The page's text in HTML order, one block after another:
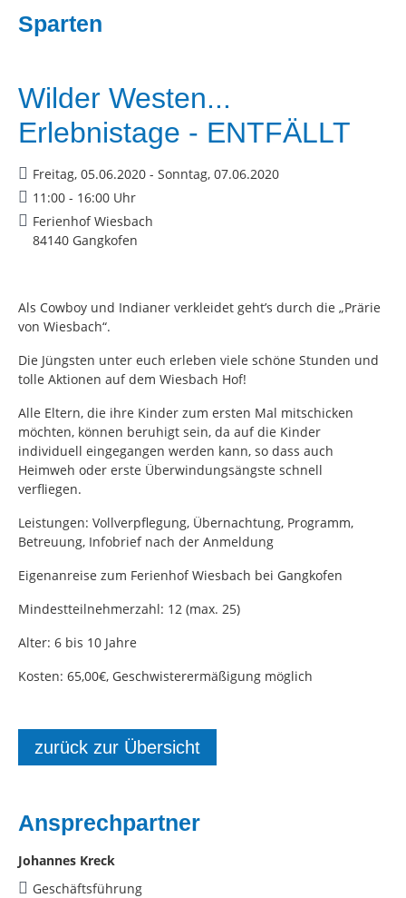
Sparten
Wilder Westen...
Erlebnistage - ENTFÄLLT
Freitag, 05.06.2020 - Sonntag, 07.06.2020
11:00 - 16:00 Uhr
Ferienhof Wiesbach
84140 Gangkofen
Als Cowboy und Indianer verkleidet geht’s durch die „Prärie
von Wiesbach“.
Die Jüngsten unter euch erleben viele schöne Stunden und
tolle Aktionen auf dem Wiesbach Hof!
Alle Eltern, die ihre Kinder zum ersten Mal mitschicken
möchten, können beruhigt sein, da auf die Kinder
individuell eingegangen werden kann, so dass auch
Heimweh oder erste Überwindungsängste schnell
verfliegen.
Leistungen: Vollverpflegung, Übernachtung, Programm,
Betreuung, Infobrief nach der Anmeldung
Eigenanreise zum Ferienhof Wiesbach bei Gangkofen
Mindestteilnehmerzahl: 12 (max. 25)
Alter: 6 bis 10 Jahre
Kosten: 65,00€, Geschwisterermäßigung möglich
zurück zur Übersicht
Ansprechpartner
Johannes Kreck
Geschäftsführung